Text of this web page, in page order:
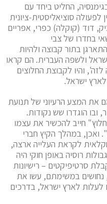
בגימנסיה, החליט ביחד עם
סוציאליסטית-ציונית
דוד (קוקלה) כפרי, אפריים
בחדרו של צבי
בתור קבוצה ולהיות
ולשפה העברית. הם קראו
והיו לקבוצת החלוצים
ישראל.
את המצע הרעיוני של תנועת
ובו הוגדרו שש נקודות.
חייב להכשיר את עצמו
ואכן, במהלך הקיץ חברי
לקראת העלייה ארצה,
רוסיה באופן חוקי היה
סרטיפיקטים – רישיונות
נחושים במשימתם, עשו את
לארץ ישראל, בדרכים